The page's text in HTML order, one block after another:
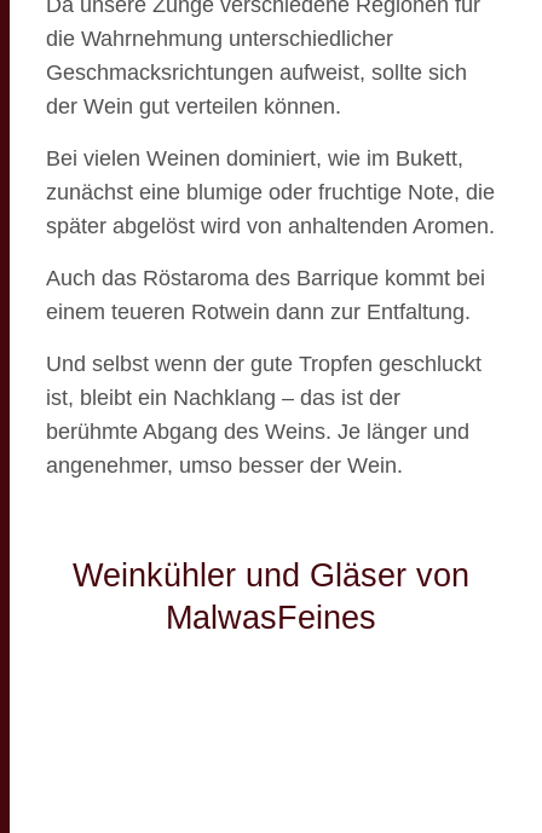
die Wahrnehmung unterschiedlicher
Geschmacksrichtungen aufweist, sollte sich
der Wein gut verteilen können.
Bei vielen Weinen dominiert, wie im Bukett,
zunächst eine blumige oder fruchtige Note, die
später abgelöst wird von anhaltenden Aromen.
Auch das Röstaroma des Barrique kommt bei
einem teueren Rotwein dann zur Entfaltung.
Und selbst wenn der gute Tropfen geschluckt
ist, bleibt ein Nachklang – das ist der
berühmte Abgang des Weins. Je länger und
angenehmer, umso besser der Wein.
Weinkühler und Gläser von
MalwasFeines